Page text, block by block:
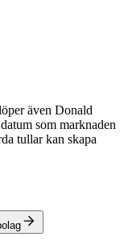
även Donald
som marknaden
tullar kan skapa